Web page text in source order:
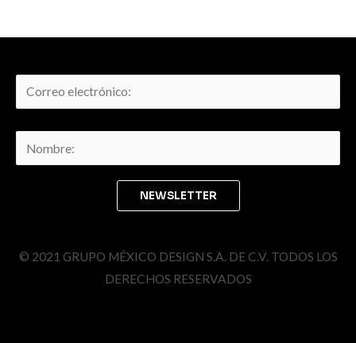
© 2021 GRUPO MÉXICO DESIGN S.A. DE C.V. TODOS LOS
DERECHOS RESERVADOS